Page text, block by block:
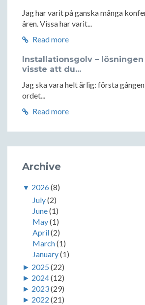
Jag har varit på ganska många
åren. Vissa har varit...
Read more
Installationsgolv –
visste att du...
Jag ska vara helt ärlig: första
ordet...
Read more
Archive
▼ 2026(8)
July(2)
June(1)
May(1)
April(2)
March(1)
January(1)
► 2025 (22)
► 2024(12)
► 2023(29)
► 2022 (21)